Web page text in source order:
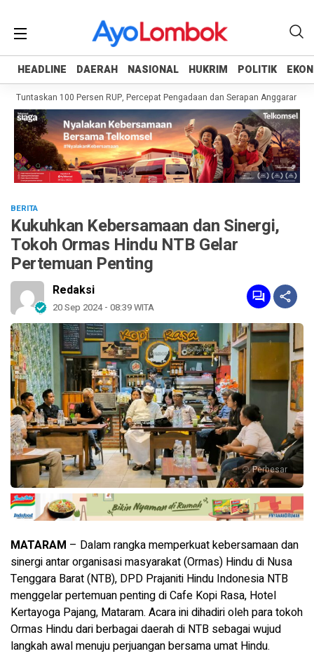
HEADLINE DAERAH NASIONAL HUKRIM POLITIK
HEADLINE DAERAH NASIONAL HUKRIM POLITIK
Tuntaskan 100 Persen RUP, Percepat Pengadaan dan Serapan Anggaran
BERITA
Kukuhkan Kebersamaan dan Sinergi,
Tokoh Ormas Hindu NTB Gelar
Pertemuan Penting
Redaksi
20 Sep 2024 - 08:39 WITA
Perbesar
MATARAM – Dalam rangka memperkuat kebersamaan dan
sinergi antar organisasi masyarakat (Ormas) Hindu di Nusa
Tenggara Barat (NTB), DPD Prajaniti Hindu Indonesia NTB
menggelar pertemuan penting di Cafe Kopi Rasa, Hotel
Kertayoga Pajang, Mataram. Acara ini dihadiri oleh para tokoh
Ormas Hindu dari berbagai daerah di NTB sebagai wujud
langkah awal menuju perjuangan bersama umat Hindu.